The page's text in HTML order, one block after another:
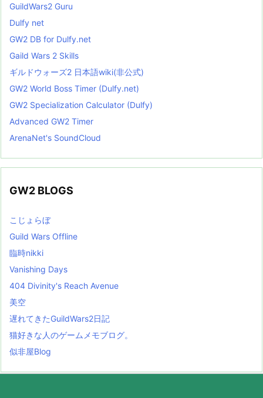
GuildWars2 Guru
Dulfy net
GW2 DB for Dulfy.net
Gaild Wars 2 Skills
ギルドウォーズ2 日本語wiki(非公式)
GW2 World Boss Timer (Dulfy.net)
GW2 Specialization Calculator (Dulfy)
Advanced GW2 Timer
ArenaNet's SoundCloud
GW2 BLOGS
こじょらぼ
Guild Wars Offline
臨時nikki
Vanishing Days
404 Divinity's Reach Avenue
美空
遅れてきたGuildWars2日記
猫好きな人のゲームメモブログ。
似非屋Blog